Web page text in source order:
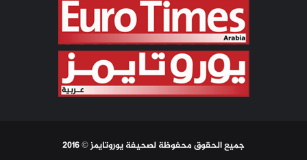
جميع الحقوق محفوظة لصحيفة يوروتايمز © 2016